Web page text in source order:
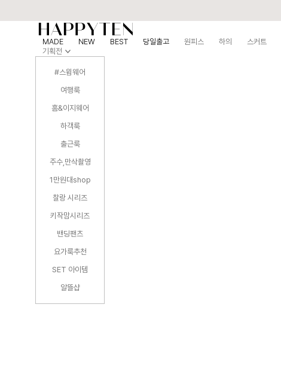
MADE NEW BEST 당일출고 원피스 하의 스커트
기획전
#스윔웨어
여행룩
홈&이지웨어
하객룩
출근룩
주수,만삭촬영
1만원대shop
찰랑 시리즈
키작맘시리즈
밴딩팬츠
요가룩추천
SET 아이템
알뜰샵